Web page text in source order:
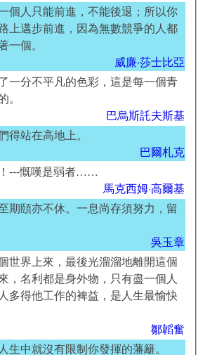
個人只能前進，不能後退；所以你
上邁步前進，因為無數競爭的人都
一個。
威廉·莎士比亞
一分不平凡的色彩，這是每一個青
。
巴烏斯託夫斯基
得站在高地上。
巴爾札克
---慨嘆是弱者……
馬克西姆·高爾基
期頤亦不休。一息尚存須努力，留
吳玉章
世界上來，最後光溜溜地離開這個
，名利都是身外物，只有盡一個人
多得他工作的裨益，是人生最愉快
鄒韜奮
生中就沒有限制你發揮的藩籬。